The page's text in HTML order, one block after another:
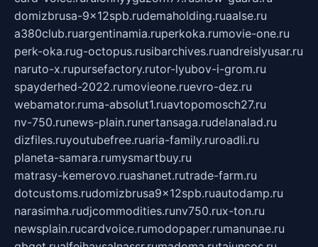
domizbrusa-9x12spb.rudemaholding.ruaalse.ru
a380club.ruargentinamia.ruperkoka.rumovie-one.ru
perk-oka.rug-octopus.rusibarchives.ruandreislyusar.ru
naruto-x.rupursefactory.rutor-lyubov-i-grom.ru
spayderhed-2022.rumovieone.ruevro-dez.ru
webamator.ruma-absolut1.ruavtopomosch27.ru
nv-750.runews-plain.runertansaga.rudelanalad.ru
dizfiles.ruyoutubefree.ruaria-family.ruroadli.ru
planeta-samara.rumysmartbuy.ru
matrasy-kemerovo.ruashanet.rutrade-farm.ru
dotcustoms.rudomizbrusa9x12spb.ruautodamp.ru
narasimha.rudjcommodities.runv750.rux-ton.ru
newsplain.rucardvoice.rumodopaper.rumanunae.ru